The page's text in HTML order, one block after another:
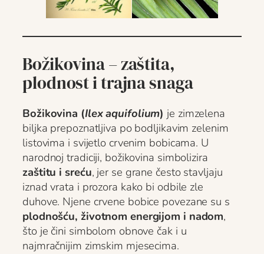
Božikovina – zaštita,
plodnost i trajna snaga
Božikovina (Ilex aquifolium) je zimzelena
biljka prepoznatljiva po bodljikavim zelenim
listovima i svijetlo crvenim bobicama. U
narodnoj tradiciji, božikovina simbolizira
zaštitu i sreću, jer se grane često stavljaju
iznad vrata i prozora kako bi odbile zle
duhove. Njene crvene bobice povezane su s
plodnošću, životnom energijom i nadom,
što je čini simbolom obnove čak i u
najmračnijim zimskim mjesecima.